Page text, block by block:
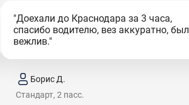
"Доехали до Краснодара за 3 часа,
спасибо водителю, вез аккуратно, был
вежлив."
Борис Д.
Стандарт, 2 пасс.